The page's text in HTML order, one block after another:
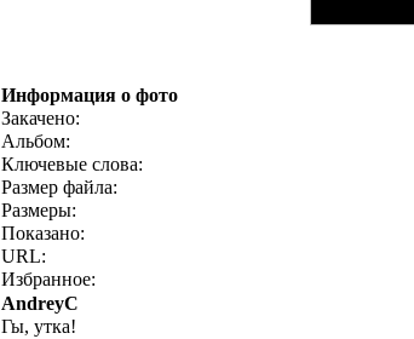
Информация о фото
Закачено:
Альбом:
Ключевые слова:
Размер файла:
Размеры:
Показано:
URL:
Избранное:
AndreyC
Гы, утка!